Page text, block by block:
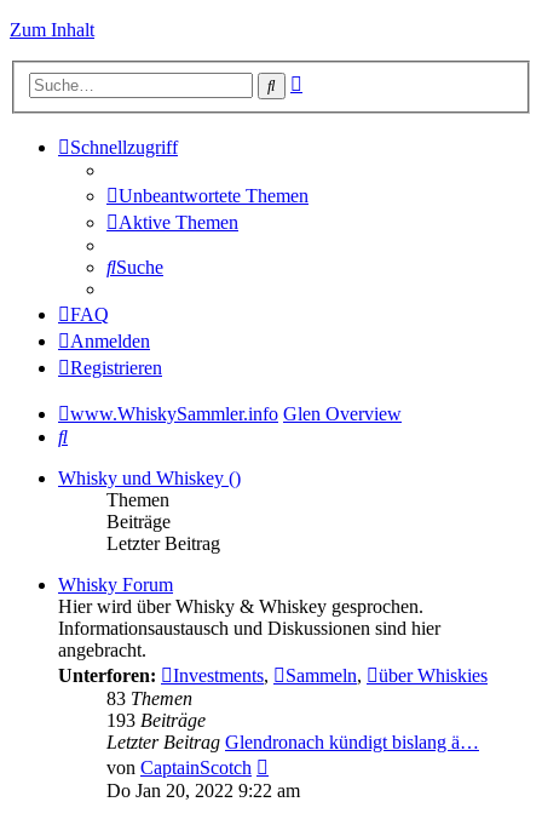
Zum Inhalt
Suche
Schnellzugriff
Unbeantwortete Themen
Aktive Themen
Suche
FAQ
Anmelden
Registrieren
www.WhiskySammler.info Glen Overview
Suche
Whisky und Whiskey ()
Themen
Beiträge
Letzter Beitrag
Whisky Forum
Hier wird über Whisky & Whiskey gesprochen.
Informationsaustausch und Diskussionen sind hier
angebracht.
Unterforen:
Investments, Sammeln,
über Whiskies
83 Themen
193 Beiträge
Letzter Beitrag Glendronach kündigt bislang ä…
von CaptainScotch
Beitrag
Do Jan 20, 2022 9:22 am